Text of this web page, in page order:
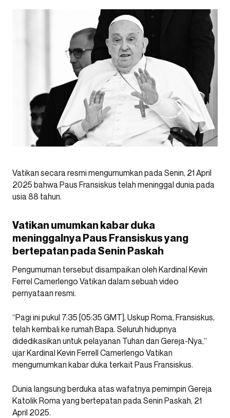
Vatikan secara resmi mengumumkan pada Senin, 21 April
2025 bahwa Paus Fransiskus telah meninggal dunia pada
usia 88 tahun.
Vatikan umumkan kabar duka
meninggalnya Paus Fransiskus yang
bertepatan pada Senin Paskah
Pengumuman tersebut disampaikan oleh Kardinal Kevin
Ferrel Camerlengo Vatikan dalam sebuah video
pernyataan resmi.
“Pagi ini pukul 7:35 [05:35 GMT], Uskup Roma, Fransiskus,
telah kembali ke rumah Bapa. Seluruh hidupnya
didedikasikan untuk pelayanan Tuhan dan Gereja-Nya,”
ujar Kardinal Kevin Ferrell Camerlengo Vatikan
mengumumkan kabar duka terkait Paus Fransiskus.
Dunia langsung berduka atas wafatnya pemimpin Gereja
Katolik Roma yang bertepatan pada Senin Paskah, 21
April 2025.